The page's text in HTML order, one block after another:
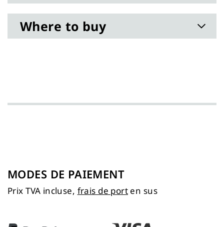
Where to buy
MODES DE PAIEMENT
Prix TVA incluse, frais de port en sus